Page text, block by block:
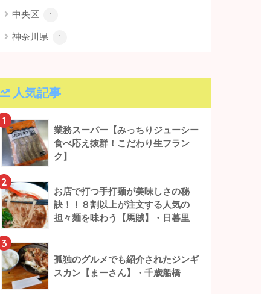
中央区 1
神奈川県 1
人気記事
1
業務スーパー【みっちりジューシー
食べ応え抜群！こだわり生フラン
ク】
2
お店で打つ手打麺が美味しさの秘
訣！！８割以上が注文する人気の
担々麺を味わう【馬賊】・日暮里
3
孤独のグルメでも紹介されたジンギ
スカン【まーさん】・千歳船橋